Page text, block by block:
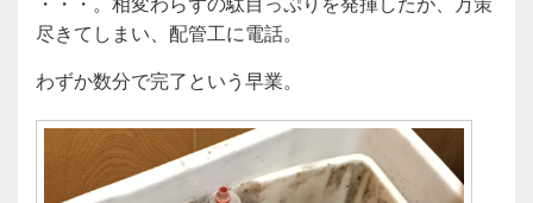
尽きてしまい、配管工に電話。
わずか数分で完了という早業。